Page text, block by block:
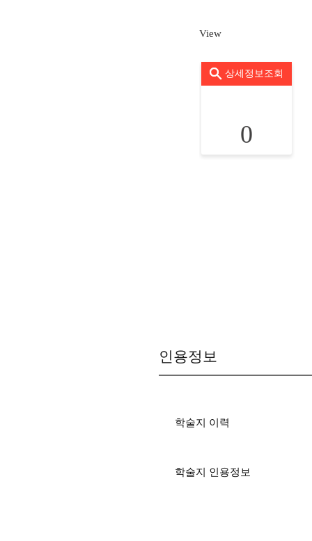
View
상세정보조회
0
인용정보
학술지 이력
학술지 인용정보